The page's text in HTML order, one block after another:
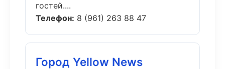
гостей....
Телефон: 8 (961) 263 88 47
Город Yellow News